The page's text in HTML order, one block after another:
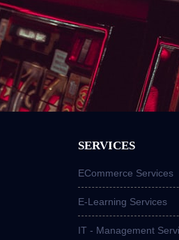
SERVICES
ECommerce Services
E-Learning Services
IT - Management